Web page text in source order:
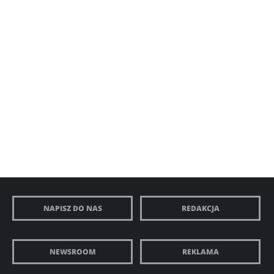
NAPISZ DO NAS REDAKCJA
NEWSROOM REKLAMA